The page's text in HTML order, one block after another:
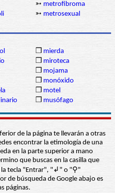
➳ metrofibroma
➳ metrosexual
❒ mierda
❒ miroteca
❒ mojama
❒ monóxido
❒ motel
❒ musófago
de la página te llevarán a otras
encontrar la etimología de una
en la parte superior a mano
que buscas en la casilla que
la tecla "Entrar", "↲" o "⚲"
de búsqueda de Google abajo es
páginas.